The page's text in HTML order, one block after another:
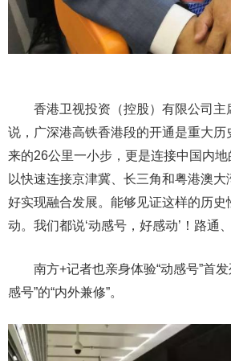
香港卫视投资（控股）有限公司主
说，广深港高铁香港段的开通是重大历
来的26公里一小步，更是连接中国内
以快速连接京津冀、长三角和粤港澳
好实现融合发展。能够见证这样的历史
动。我们都说‘动感号，好感动’！路通
南方+记者也亲身体验“动感号”首发
感号”的“内外兼修”。